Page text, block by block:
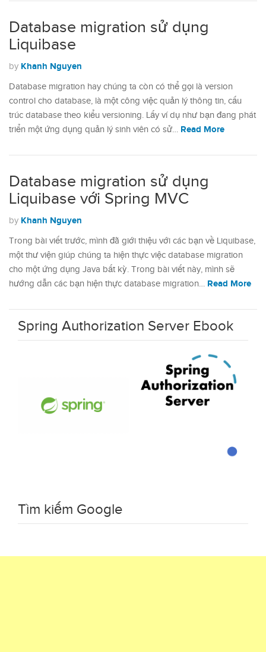
Database migration sử dụng
Liquibase
by Khanh Nguyen
Database migration hay chúng ta còn có thể gọi là version
control cho database, là một công việc quản lý thông tin, cấu
trúc database theo kiểu versioning. Lấy ví dụ như bạn đang phát
triển một ứng dụng quản lý sinh viên có sử… Read More
Database migration sử dụng
Liquibase với Spring MVC
by Khanh Nguyen
Trong bài viết trước, mình đã giới thiệu với các bạn về Liquibase,
một thư viện giúp chúng ta hiện thực việc database migration
cho một ứng dụng Java bất kỳ. Trong bài viết này, mình sẽ
hướng dẫn các bạn hiện thực database migration… Read More
Spring Authorization Server Ebook
Tìm kiếm Google